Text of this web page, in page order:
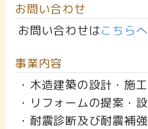
お問い合わせ
お問い合わせはこちらへ
事業内容
・木造建築の設計・施工
・リフォームの提案・
・耐震診断及び耐震補